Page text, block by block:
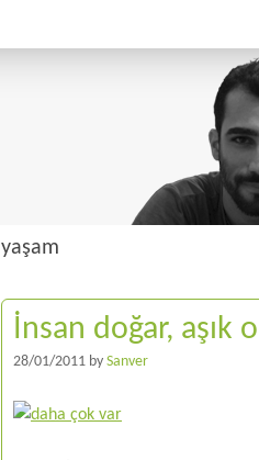
yaşam
İnsan doğar, aşık
28/01/2011 by Sanver